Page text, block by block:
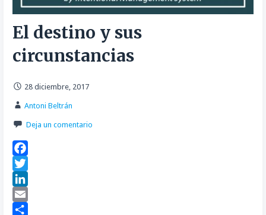
El destino y sus
circunstancias
28 diciembre, 2017
Antoni Beltrán
Deja un comentario
F
a
c
e
T
w
L
E